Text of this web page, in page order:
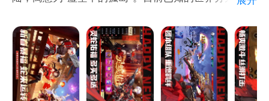
面，以及地下的未知部分。
玩家是被时间之神选中的天命者，宿命的归途是对抗被
放逐于世界之外的魔界和星君，他们都想要回到世界之
内，重新掌控这片大陆。